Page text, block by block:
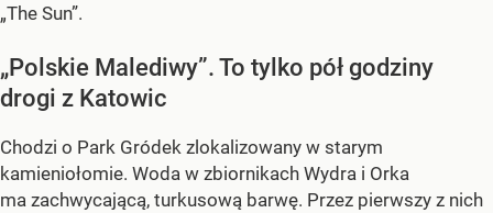
„The Sun”.
„Polskie Malediwy”. To tylko pół godziny
drogi z Katowic
Chodzi o Park Gródek zlokalizowany w starym
kamieniołomie. Woda w zbiornikach Wydra i Orka
ma zachwycającą, turkusową barwę. Przez pierwszy z nich